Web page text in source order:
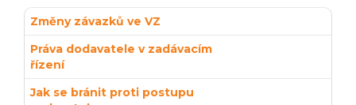
Změny závazků ve VZ
Práva dodavatele v zadávacím
řízení
Jak se bránit proti postupu